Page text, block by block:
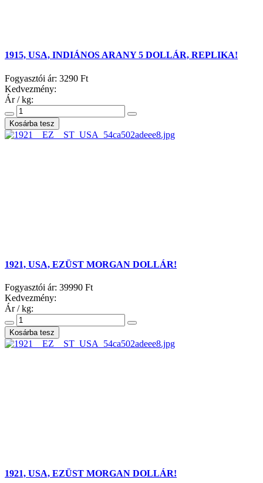
1915, USA, INDIÁNOS ARANY 5 DOLLÁR, REPLIKA!
Fogyasztói ár: 3290 Ft
Kedvezmény:
Ár / kg:
1921, USA, EZÜST MORGAN DOLLÁR!
Fogyasztói ár: 39990 Ft
Kedvezmény:
Ár / kg:
1921, USA, EZÜST MORGAN DOLLÁR!